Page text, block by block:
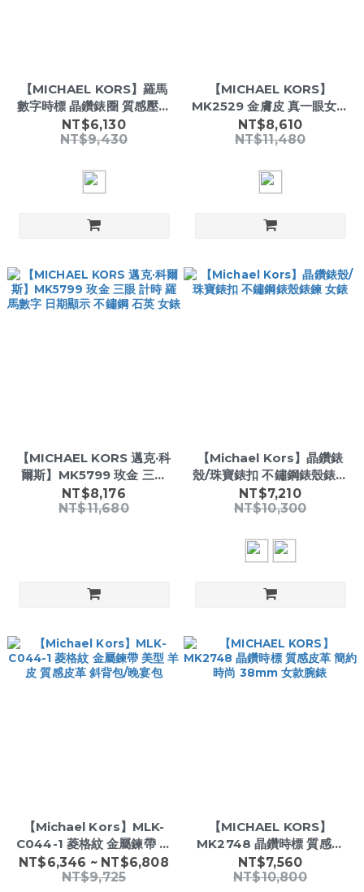
【MICHAEL KORS】羅馬
數字時標 晶鑽錶圈 質感壓紋
櫻花粉皮革 女款腕錶-
NT$6,130
NT$9,430
【MICHAEL KORS】
MK2529 金膚皮 真一眼女錶
39mm 日本機芯 石英錶 皮
革錶帶
NT$8,610
NT$11,480
【MICHAEL KORS 邁克·科
爾斯】MK5799 玫金 三眼
計時 羅馬數字 日期顯示 不鏽
鋼 石英 女錶
NT$8,176
NT$11,680
【Michael Kors】晶鑽錶
殼/珠寶錶扣 不鏽鋼錶殼錶鍊
女錶
NT$7,210
NT$10,300
【Michael Kors】MLK-
C044-1 菱格紋 金屬鍊帶 美
型 羊皮 質感皮革 斜背包/晚
宴包
NT$6,346 ~ NT$6,808
NT$9,725
【MICHAEL KORS】
MK2748 晶鑽時標 質感皮
革 簡約時尚 38mm 女款腕
錶
NT$7,560
NT$10,800